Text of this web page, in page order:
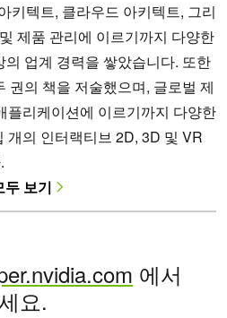
키텍트, 클라우드 아키텍트, 그리
제품 관리에 이르기까지 다양한
업계 경력을 쌓았습니다. 또한
권의 책을 저술했으며, 글로벌 제
플리케이션에 이르기까지 다양한
개의 인터랙티브 2D, 3D 및 VR
보기
에서
요.